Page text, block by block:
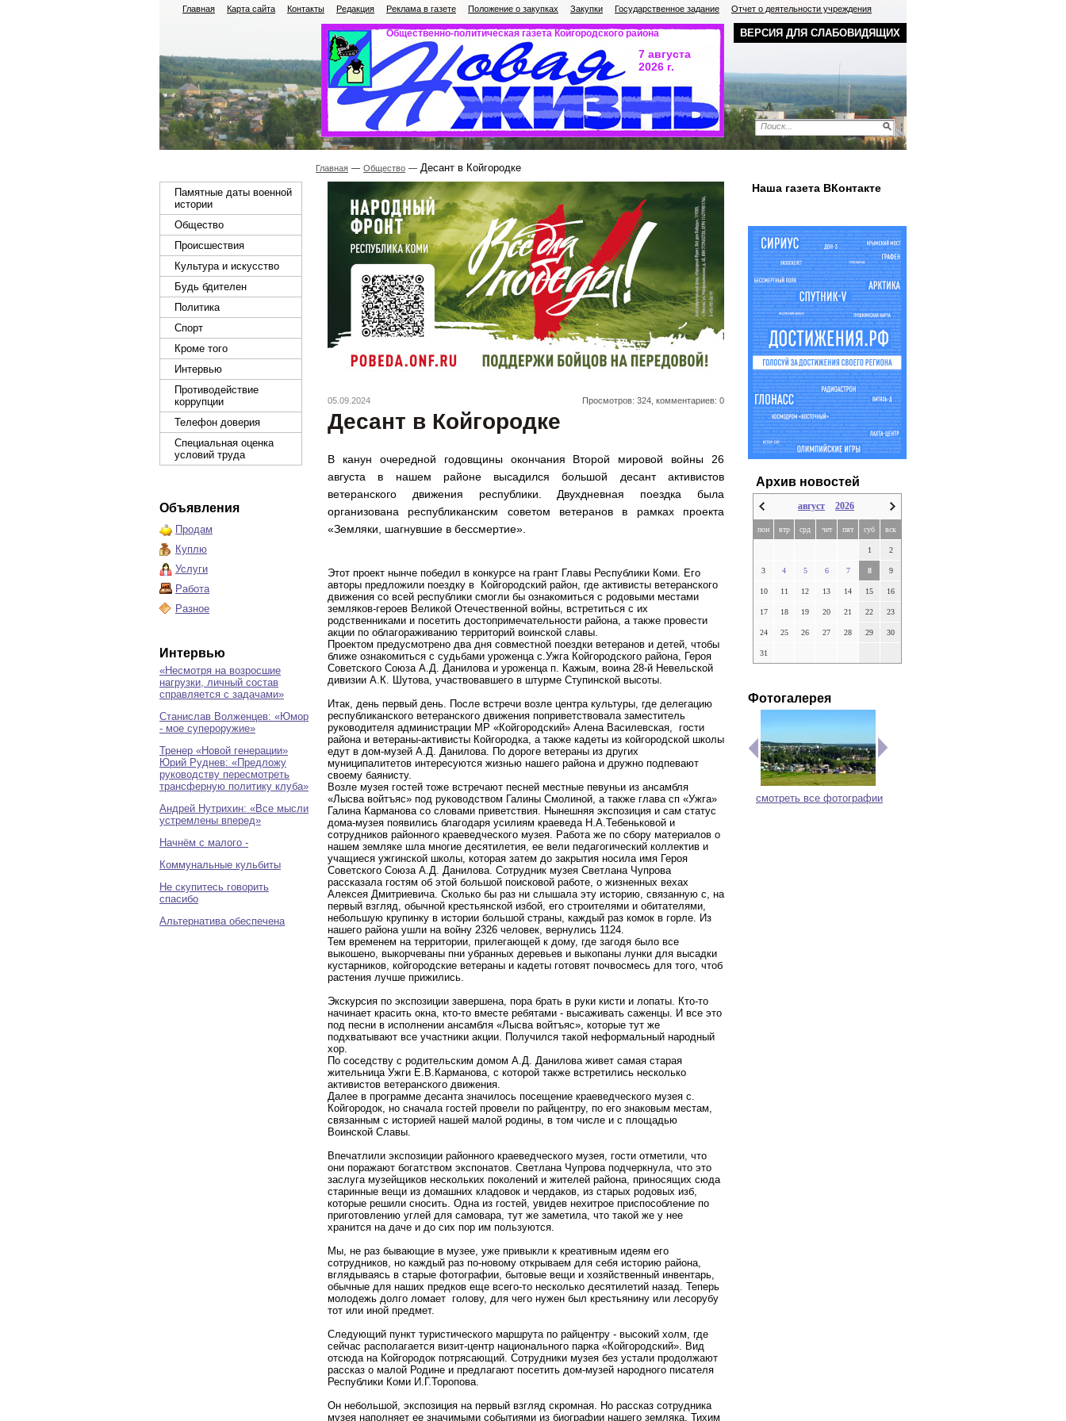
ВЕРСИЯ ДЛЯ СЛАБОВИДЯЩИХ
Главная Карта сайта Контакты Редакция Реклама в газете Положение о закупках Закупки Государственное задание Отчет о деятельности учреждения
Общественно-политическая газета Койгородского района
7 августа
2026 г.
Памятные даты военной
истории
Общество
Происшествия
Культура и искусство
Будь бдителен
Политика
Спорт
Кроме того
Интервью
Противодействие
коррупции
Телефон доверия
Специальная оценка
условий труда
Объявления
Продам
Куплю
Услуги
Работа
Разное
Интервью
«Несмотря на возросшие
нагрузки, личный состав
справляется с задачами»
Станислав Волженцев: «Юмор
- мое супероружие»
Тренер «Новой генерации»
Юрий Руднев: «Предложу
руководству пересмотреть
трансферную политику клуба»
Андрей Нутрихин: «Все мысли
устремлены вперед»
Начнём с малого -
Коммунальные кульбиты
Не скупитесь говорить
спасибо
Альтернатива обеспечена
Главная Общество Десант в Койгородке
05.09.2024 Просмотров: 324, комментариев: 0
Десант в Койгородке
В канун очередной годовщины окончания Второй мировой войны 26
августа в нашем районе высадился большой десант активистов
ветеранского движения республики. Двухдневная поездка была
организована республиканским советом ветеранов в рамках проекта
«Земляки, шагнувшие в бессмертие».
Этот проект нынче победил в конкурсе на грант Главы Республики Коми. Его
авторы предложили поездку в Койгородский район, где активисты ветеранского
движения со всей республики смогли бы ознакомиться с родовыми местами
земляков-героев Великой Отечественной войны, встретиться с их
родственниками и посетить достопримечательности района, а также провести
акции по облагораживанию территорий воинской славы.
Проектом предусмотрено два дня совместной поездки ветеранов и детей, чтобы
ближе ознакомиться с судьбами уроженца с.Ужга Койгородского района, Героя
Советского Союза А.Д. Данилова и уроженца п. Кажым, воина 28-й Невельской
дивизии А.К. Шутова, участвовавшего в штурме Ступинской высоты.
Итак, день первый день. После встречи возле центра культуры, где делегацию
республиканского ветеранского движения поприветствовала заместитель
руководителя администрации МР «Койгородский» Алена Василевская, гости
района и ветераны-активисты Койгородка, а также кадеты из койгородской школы
едут в дом-музей А.Д. Данилова. По дороге ветераны из других
муниципалитетов интересуются жизнью нашего района и дружно подпевают
своему баянисту.
Возле музея гостей тоже встречают песней местные певуньи из ансамбля
«Лысва войтъяс» под руководством Галины Смолиной, а также глава сп «Ужга»
Галина Карманова со словами приветствия. Нынешняя экспозиция и сам статус
дома-музея появились благодаря усилиям краеведа Н.А.Тебеньковой и
сотрудников районного краеведческого музея. Работа же по сбору материалов о
нашем земляке шла многие десятилетия, ее вели педагогический коллектив и
учащиеся ужгинской школы, которая затем до закрытия носила имя Героя
Советского Союза А.Д. Данилова. Сотрудник музея Светлана Чупрова
рассказала гостям об этой большой поисковой работе, о жизненных вехах
Алексея Дмитриевича. Сколько бы раз ни слышала эту историю, связанную с, на
первый взгляд, обычной крестьянской избой, его строителями и обитателями,
небольшую крупинку в истории большой страны, каждый раз комок в горле. Из
нашего района ушли на войну 2326 человек, вернулись 1124.
Тем временем на территории, прилегающей к дому, где загодя было все
выкошено, выкорчеваны пни убранных деревьев и выкопаны лунки для высадки
кустарников, койгородские ветераны и кадеты готовят почвосмесь для того, чтоб
растения лучше прижились.
Экскурсия по экспозиции завершена, пора брать в руки кисти и лопаты. Кто-то
начинает красить окна, кто-то вместе ребятами - высаживать саженцы. И все это
под песни в исполнении ансамбля «Лысва войтъяс», которые тут же
подхватывают все участники акции. Получился такой неформальный народный
хор.
По соседству с родительским домом А.Д. Данилова живет самая старая
жительница Ужги Е.В.Карманова, с которой также встретились несколько
активистов ветеранского движения.
Далее в программе десанта значилось посещение краеведческого музея с.
Койгородок, но сначала гостей провели по райцентру, по его знаковым местам,
связанным с историей нашей малой родины, в том числе и с площадью
Воинской Славы.
Впечатлили экспозиции районного краеведческого музея, гости отметили, что
они поражают богатством экспонатов. Светлана Чупрова подчеркнула, что это
заслуга музейщиков нескольких поколений и жителей района, приносящих сюда
старинные вещи из домашних кладовок и чердаков, из старых родовых изб,
которые решили сносить. Одна из гостей, увидев нехитрое приспособление по
приготовлению углей для самовара, тут же заметила, что такой же у нее
хранится на даче и до сих пор им пользуются.
Мы, не раз бывающие в музее, уже привыкли к креативным идеям его
сотрудников, но каждый раз по-новому открываем для себя историю района,
вглядываясь в старые фотографии, бытовые вещи и хозяйственный инвентарь,
обычные для наших предков еще всего-то несколько десятилетий назад. Теперь
молодежь долго ломает голову, для чего нужен был крестьянину или лесорубу
тот или иной предмет.
Следующий пункт туристического маршрута по райцентру - высокий холм, где
сейчас располагается визит-центр национального парка «Койгородский». Вид
отсюда на Койгородок потрясающий. Сотрудники музея без устали продолжают
рассказ о малой Родине и предлагают посетить дом-музей народного писателя
Республики Коми И.Г.Торопова.
Он небольшой, экспозиция на первый взгляд скромная. Но рассказ сотрудника
музея наполняет ее значимыми событиями из биографии нашего земляка. Тихим
Наша газета ВКонтакте
Архив новостей
август 2026
пон втр срд чет пят суб вск
1 2
3 4 5 6 7 8 9
10 11 12 13 14 15 16
17 18 19 20 21 22 23
24 25 26 27 28 29 30
31
Фотогалерея
смотреть все фотографии